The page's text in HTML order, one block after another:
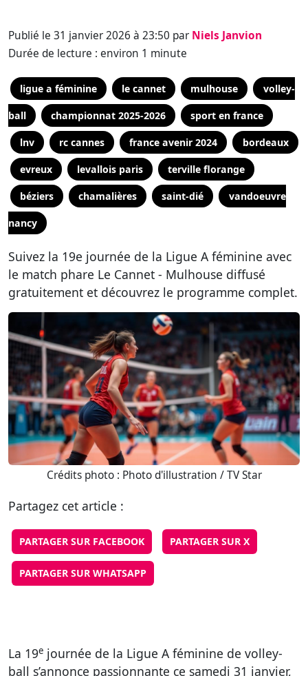
Publié le 31 janvier 2026 à 23:50 par Niels Janvion
Durée de lecture : environ 1 minute
ligue a féminine le cannet mulhouse volley-
ball championnat 2025-2026 sport en france
lnv rc cannes france avenir 2024 bordeaux
evreux levallois paris terville florange
béziers chamalières saint-dié vandoeuvre
nancy
Suivez la 19e journée de la Ligue A féminine avec
le match phare Le Cannet - Mulhouse diffusé
gratuitement et découvrez le programme complet.
Crédits photo : Photo d'illustration / TV Star
Partagez cet article :
PARTAGER SUR FACEBOOK PARTAGER SUR X
PARTAGER SUR WHATSAPP
La 19e journée de la Ligue A féminine de volley-
ball s’annonce passionnante ce samedi 31 janvier,